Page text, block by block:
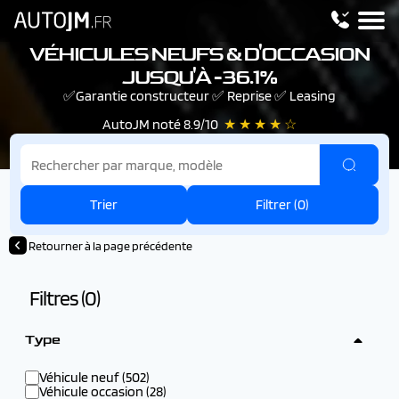
VÉHICULES NEUFS & D'OCCASION
JUSQU'À -36.1%
✅Garantie constructeur ✅ Reprise ✅ Leasing
AutoJM noté 8.9/10 ★ ★ ★ ★ ☆
Trier Filtrer (0)
Retourner à la page précédente
Filtres (0)
Type
Véhicule neuf (502)
Véhicule occasion (28)